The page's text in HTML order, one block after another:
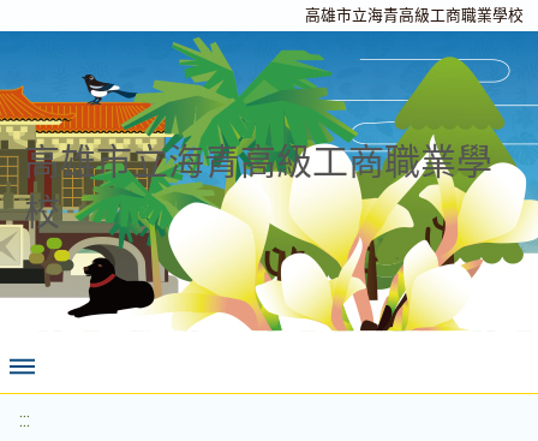
高雄市立海青高級工商職業學校
高雄市立海青高級工商職業學
校
:::